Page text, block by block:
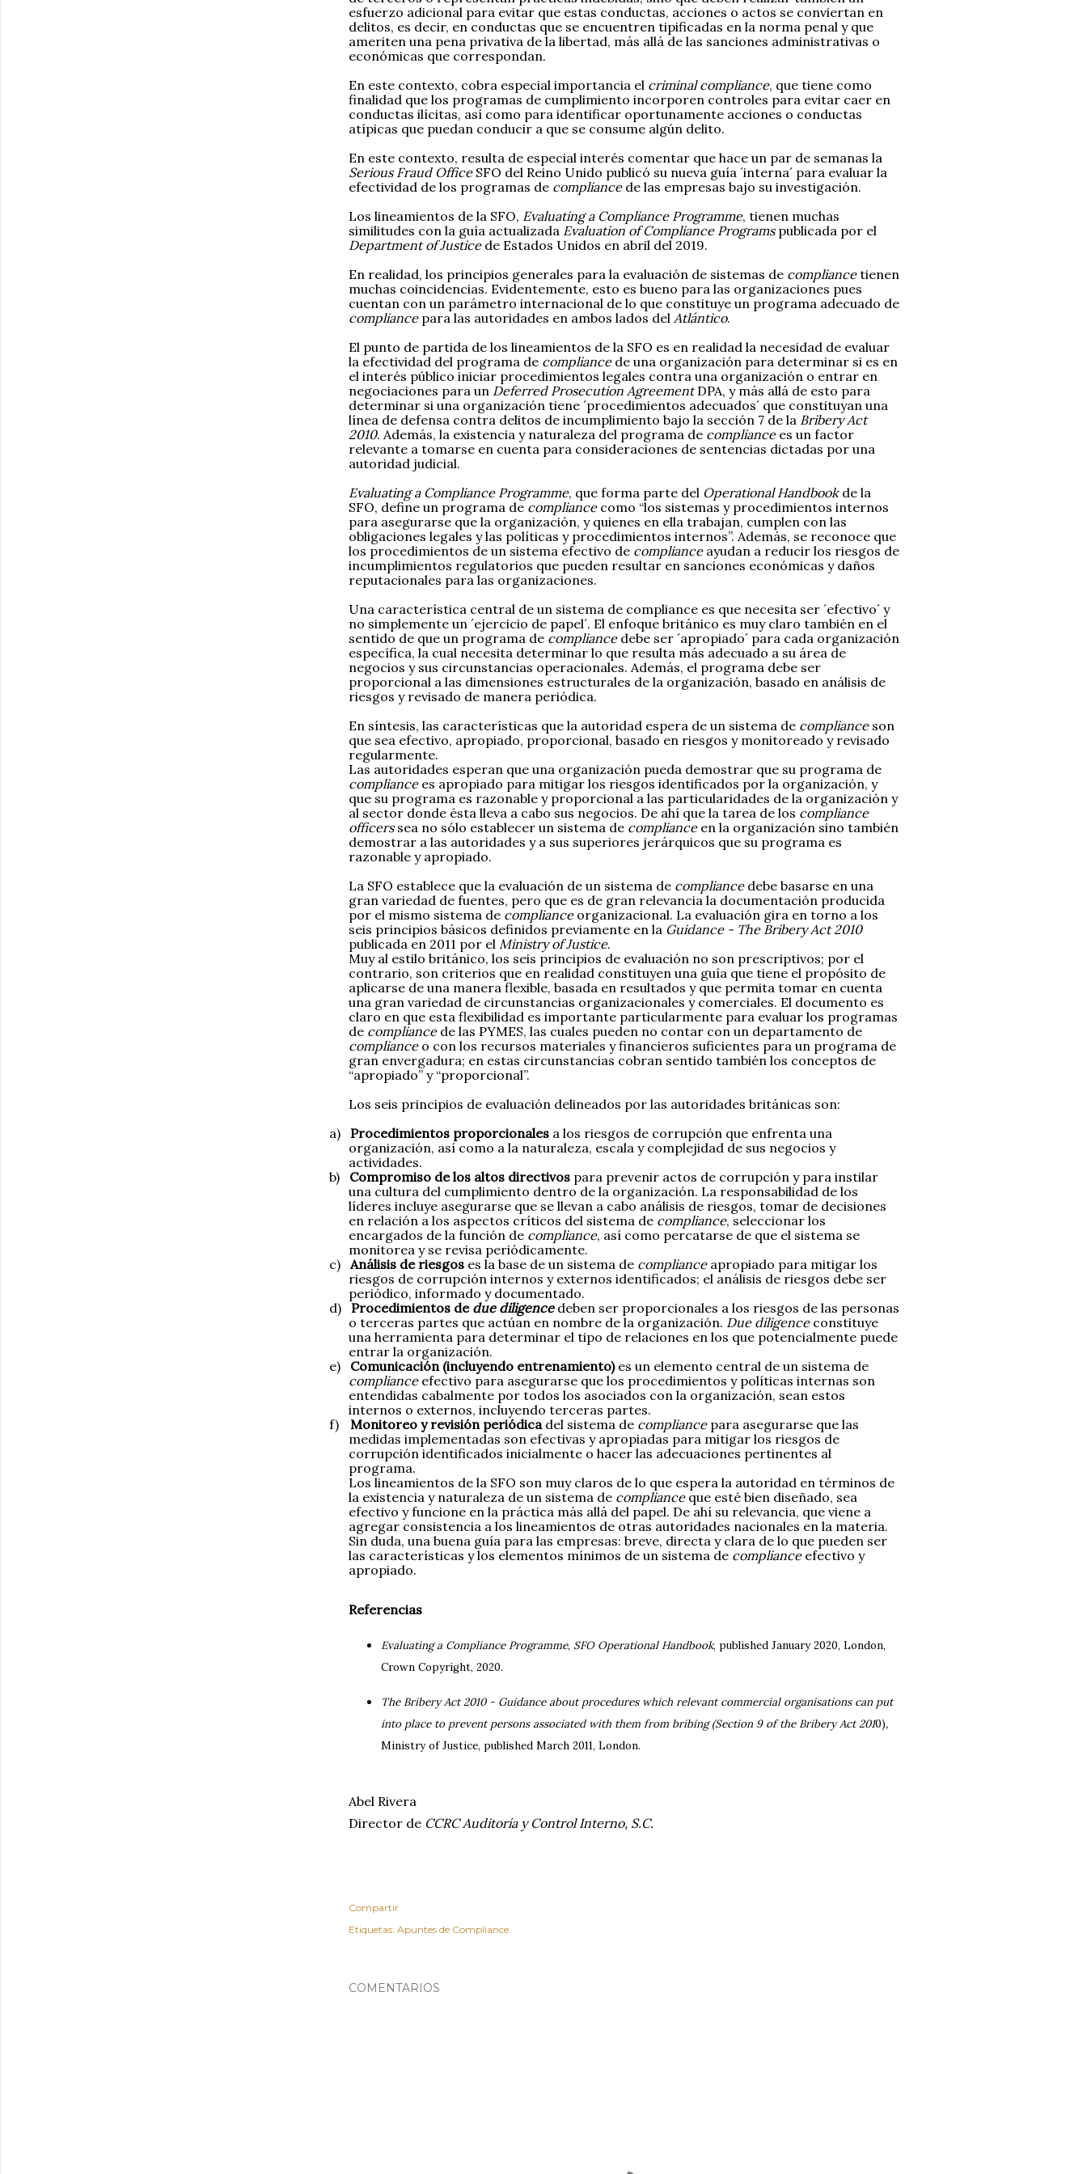
esfuerzo adicional para evitar que estas conductas, acciones o actos se conviertan en
delitos, es decir, en conductas que se encuentren tipificadas en la norma penal y que
ameriten una pena privativa de la libertad, más allá de las sanciones administrativas o
económicas que correspondan.
En este contexto, cobra especial importancia el criminal compliance, que tiene como
finalidad que los programas de cumplimiento incorporen controles para evitar caer en
conductas ilícitas, así como para identificar oportunamente acciones o conductas
atípicas que puedan conducir a que se consume algún delito.
En este contexto, resulta de especial interés comentar que hace un par de semanas la
Serious Fraud OfficeSFO del Reino Unido publicó su nueva guía ´interna´ para evaluar la
efectividad de los programas de compliancede las empresas bajo su investigación.
Los lineamientos de la SFO, Evaluating a Compliance Programme, tienen muchas
similitudes con la guía actualizada Evaluation of Compliance Programspublicada por el
Department of Justice de Estados Unidos en abril del 2019.
En realidad, los principios generales para la evaluación de sistemas de compliancetienen
muchas coincidencias. Evidentemente, esto es bueno para las organizaciones pues
cuentan con un parámetro internacional de lo que constituye un programa adecuado de
compliancepara las autoridades en ambos lados del Atlántico.
El punto de partida de los lineamientos de la SFO es en realidad la necesidad de evaluar
la efectividad del programa de compliancede una organización para determinar si es en
el interés público iniciar procedimientos legales contra una organización o entrar en
negociaciones para un Deferred Prosecution AgreementDPA, y más allá de esto para
determinar si una organización tiene ´procedimientos adecuados´ que constituyan una
línea de defensa contra delitos de incumplimiento bajo la sección 7 de la Bribery Act
2010. Además, la existencia y naturaleza del programa de compliancees un factor
relevante a tomarse en cuenta para consideraciones de sentencias dictadas por una
autoridad judicial.
Evaluating a Compliance Programme, que forma parte del Operational Handbookde la
SFO, define un programa de compliance como “los sistemas y procedimientos internos
para asegurarse que la organización, y quienes en ella trabajan, cumplen con las
obligaciones legales y las políticas y procedimientos internos”. Además, se reconoce que
los procedimientos de un sistema efectivo de complianceayudan a reducir los riesgos de
incumplimientos regulatorios que pueden resultar en sanciones económicas y daños
reputacionales para las organizaciones.
Una característica central de un sistema de compliance es que necesita ser ´efectivo´ y
no simplemente un ´ejercicio de papel´. El enfoque británico es muy claro también en el
sentido de que un programa de compliancedebe ser ´apropiado´ para cada organización
específica, la cual necesita determinar lo que resulta más adecuado a su área de
negocios y sus circunstancias operacionales. Además, el programa debe ser
proporcional a las dimensiones estructurales de la organización, basado en análisis de
riesgos y revisado de manera periódica.
En síntesis, las características que la autoridad espera de un sistema de complianceson
que sea efectivo, apropiado, proporcional, basado en riesgos y monitoreado y revisado
regularmente.
Las autoridades esperan que una organización pueda demostrar que su programa de
compliancees apropiado para mitigar los riesgos identificados por la organización, y
que su programa es razonable y proporcional a las particularidades de la organización y
al sector donde ésta lleva a cabo sus negocios. De ahí que la tarea de los compliance
officerssea no sólo establecer un sistema de complianceen la organización sino también
demostrar a las autoridades y a sus superiores jerárquicos que su programa es
razonable y apropiado.
La SFO establece que la evaluación de un sistema de compliancedebe basarse en una
gran variedad de fuentes, pero que es de gran relevancia la documentación producida
por el mismo sistema de complianceorganizacional. La evaluación gira en torno a los
seis principios básicos definidos previamente en la Guidance - The Bribery Act 2010
publicada en 2011 por el Ministry of Justice.
Muy al estilo británico, los seis principios de evaluación no son prescriptivos; por el
contrario, son criterios que en realidad constituyen una guía que tiene el propósito de
aplicarse de una manera flexible, basada en resultados y que permita tomar en cuenta
una gran variedad de circunstancias organizacionales y comerciales. El documento es
claro en que esta flexibilidad es importante particularmente para evaluar los programas
de compliancede las PYMES, las cuales pueden no contar con un departamento de
complianceo con los recursos materiales y financieros suficientes para un programa de
gran envergadura; en estas circunstancias cobran sentido también los conceptos de
“apropiado” y “proporcional”.
Los seis principios de evaluación delineados por las autoridades británicas son:
a) Procedimientos proporcionales a los riesgos de corrupción que enfrenta una
organización, así como a la naturaleza, escala y complejidad de sus negocios y
actividades.
b)
Compromiso de los altos directivos para prevenir actos de corrupción y para instilar
una cultura del cumplimiento dentro de la organización. La responsabilidad de los
líderes incluye asegurarse que se llevan a cabo análisis de riesgos, tomar de decisiones
en relación a los aspectos críticos del sistema de compliance, seleccionar los
encargados de la función de compliance, así como percatarse de que el sistema se
monitorea y se revisa periódicamente.
c) Análisis de riesgos es la base de un sistema de complianceapropiado para mitigar los
riesgos de corrupción internos y externos identificados; el análisis de riesgos debe ser
periódico, informado y documentado.
d) Procedimientos de due diligencedeben ser proporcionales a los riesgos de las personas
o terceras partes que actúan en nombre de la organización. Due diligenceconstituye
una herramienta para determinar el tipo de relaciones en los que potencialmente puede
entrar la organización.
e)
Comunicación (incluyendo entrenamiento)es un elemento central de un sistema de
complianceefectivo para asegurarse que los procedimientos y políticas internas son
entendidas cabalmente por todos los asociados con la organización, sean estos
internos o externos, incluyendo terceras partes.
f)
Monitoreo y revisión periódicadel sistema de compliancepara asegurarse que las
medidas implementadas son efectivas y apropiadas para mitigar los riesgos de
corrupción identificados inicialmente o hacer las adecuaciones pertinentes al
programa.
Los lineamientos de la SFO son muy claros de lo que espera la autoridad en términos de
la existencia y naturaleza de un sistema de complianceque esté bien diseñado, sea
efectivo y funcione en la práctica más allá del papel. De ahí su relevancia, que viene a
agregar consistencia a los lineamientos de otras autoridades nacionales en la materia.
Sin duda, una buena guía para las empresas: breve, directa y clara de lo que pueden ser
las características y los elementos mínimos de un sistema de complianceefectivo y
apropiado.
Referencias
Evaluating a Compliance Programme, SFO Operational Handbook, published January 2020, London,
Crown Copyright, 2020.
The Bribery Act 2010 - Guidance about procedures which relevant commercial organisations can put
into place to prevent persons associated with them from bribing (Section 9 of the Bribery Act 2010),
Ministry of Justice, published March 2011, London.
Abel Rivera
Director de CCRC Auditoría y Control Interno, S.C.
Compartir
Etiquetas: Apuntes de Compliance
COMENTARIOS